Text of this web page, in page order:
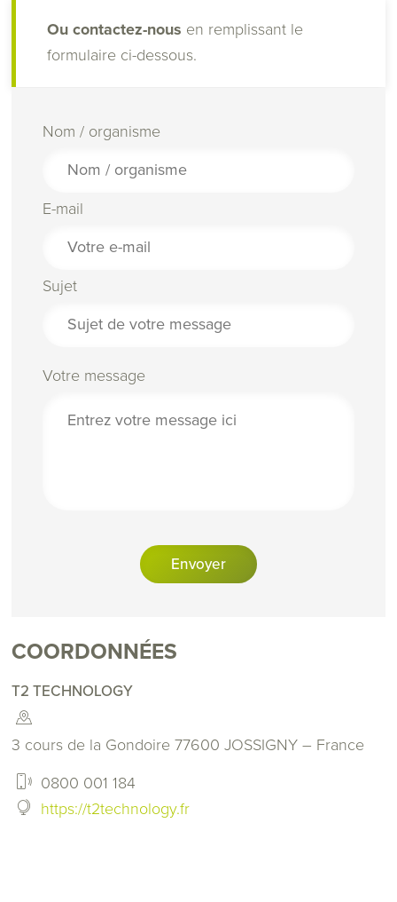
Ou contactez-nous en remplissant le
formulaire ci-dessous.
Nom / organisme
E-mail
Sujet
Votre message
COORDONNÉES
T2 TECHNOLOGY
3 cours de la Gondoire 77600 JOSSIGNY – France
0800 001 184
https://t2technology.fr